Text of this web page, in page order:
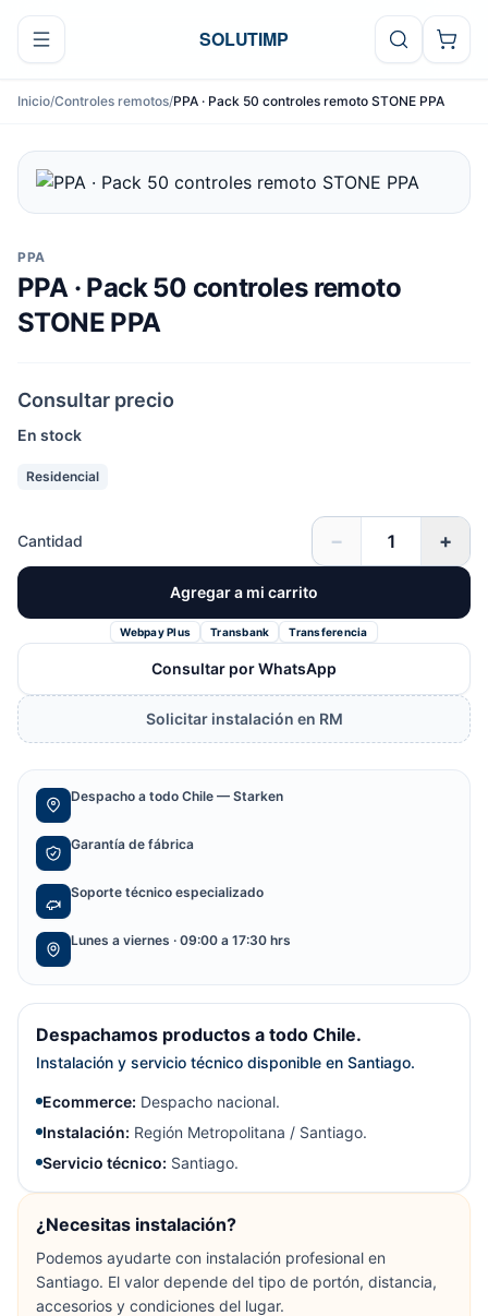
Ir al contenido
SOLUTIMP
Inicio/Controles remotos/PPA · Pack 50 controles remoto STONE PPA
PPA
PPA · Pack 50 controles remoto
STONE PPA
Consultar precio
En stock
Residencial
Cantidad − +
Agregar a mi carrito
Webpay Plus Transbank Transferencia
Consultar por WhatsApp
Solicitar instalación en RM
Despacho a todo Chile — Starken
Garantía de fábrica
Soporte técnico especializado
Lunes a viernes · 09:00 a 17:30 hrs
Despachamos productos a todo Chile.
Instalación y servicio técnico disponible en Santiago.
Ecommerce: Despacho nacional.
Instalación: Región Metropolitana / Santiago.
Servicio técnico: Santiago.
¿Necesitas instalación?
Podemos ayudarte con instalación profesional en
Santiago. El valor depende del tipo de portón, distancia,
accesorios y condiciones del lugar.